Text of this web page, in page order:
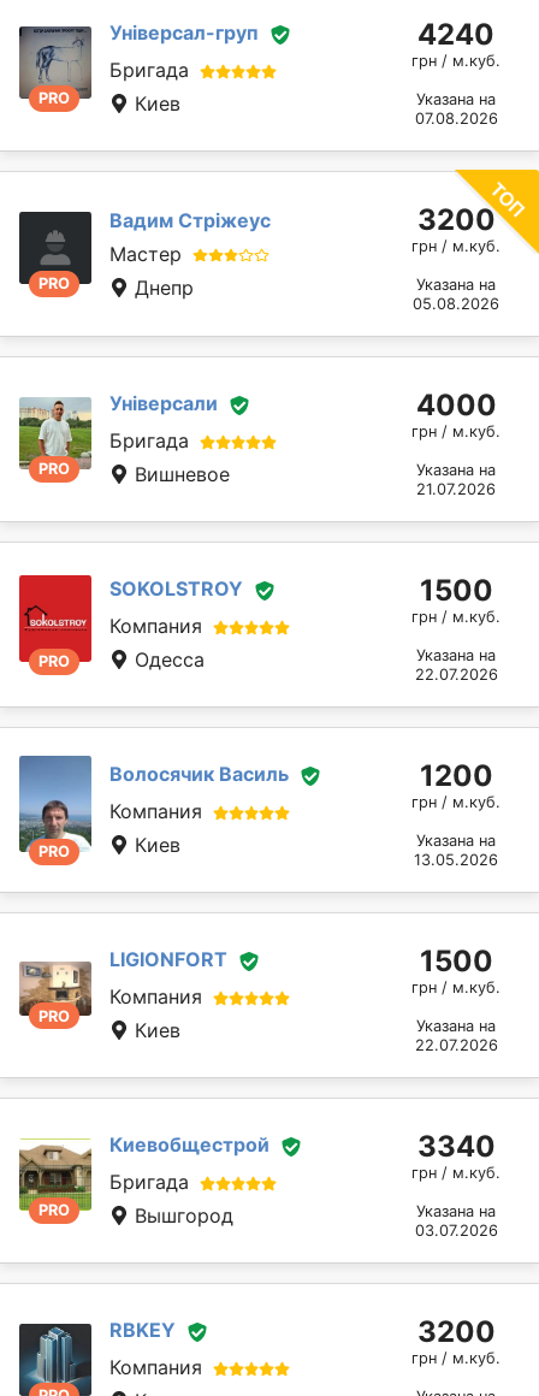
PRO
Універсал-груп
Бригада
Киев
4240
грн / м.куб.
Указана на
07.08.2026
PRO
Вадим Стріжеус
Мастер
Днепр
3200
грн / м.куб.
Указана на
05.08.2026
PRO
Універсали
Бригада
Вишневое
4000
грн / м.куб.
Указана на
21.07.2026
PRO
SOKOLSTROY
Компания
Одесса
1500
грн / м.куб.
Указана на
22.07.2026
PRO
Волосячик Василь
Компания
Киев
1200
грн / м.куб.
Указана на
13.05.2026
PRO
LIGIONFORT
Компания
Киев
1500
грн / м.куб.
Указана на
22.07.2026
PRO
Киевобщестрой
Бригада
Вышгород
3340
грн / м.куб.
Указана на
03.07.2026
RBKEY
Компания
3200
грн / м.куб.